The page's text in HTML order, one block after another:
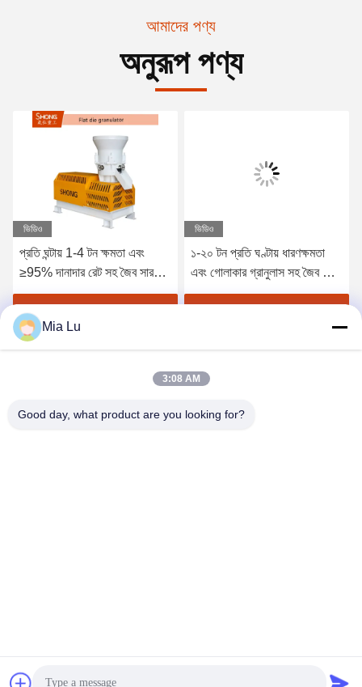
আমাদের পণ্য
অনুরূপ পণ্য
ভিডিও
প্রতি ঘন্টায় 1-4 টন ক্ষমতা এবং
≥95% দানাদার রেট সহ জৈব সার
উৎপাদনের জন্য ফ্ল্যাট ডাই পেলেটিং
মেশিন
ভিডিও
১-২০ টন প্রতি ঘণ্টায় ধারণক্ষমতা
এবং গোলাকার গ্রানুলাস সহ জৈব সার
জন্য ডিস্ক পেলিটাইজার মেশিন
SHENGHONG HEAVY INDUSTRY TECHNOLOGY CO., LTD. সমস্ত অধিকার
Mia Lu
3:08 AM
Good day, what product are you looking for?